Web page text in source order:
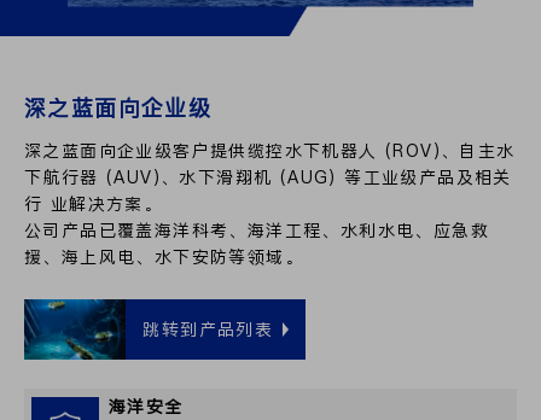
深之蓝面向企业级
深之蓝面向企业级客户提供缆控水下机器人 (ROV)、自主水
下航行器 (AUV)、水下滑翔机 (AUG) 等工业级产品及相关
行 业解决方案。
公司产品已覆盖海洋科考、海洋工程、水利水电、应急救
援、海上风电、水下安防等领域。
跳转到产品列表
海洋安全